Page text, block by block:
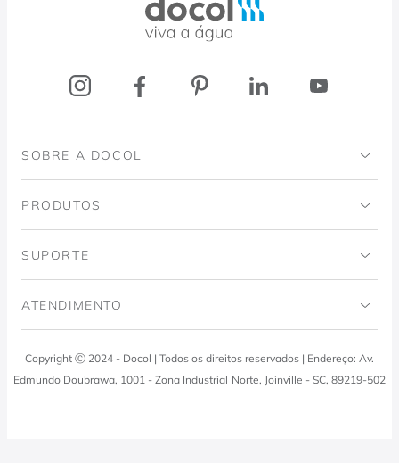
SOBRE A DOCOL
Institucional
Trabalhe Conosco
Viva Docol
PRODUTOS
Banheiro
Instalações hidraulicas
SUPORTE
Código de Ética
Profissionais
ATENDIMENTO
Docol Responde
Copyright Ⓒ 2024 - Docol | Todos os direitos reservados | Endereço: Av.
Edmundo Doubrawa, 1001 - Zona Industrial Norte, Joinville - SC, 89219-502